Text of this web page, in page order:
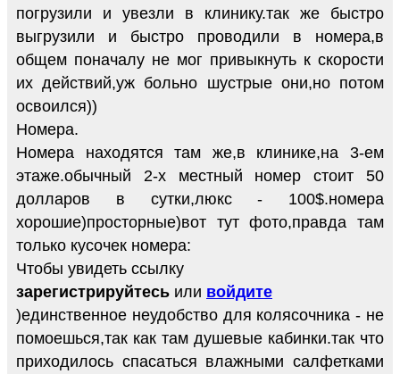
погрузили и увезли в клинику.так же быстро
выгрузили и быстро проводили в номера,в
общем поначалу не мог привыкнуть к скорости
их действий,уж больно шустрые они,но потом
освоился))
Номера.
Номера находятся там же,в клинике,на 3-ем
этаже.обычный 2-х местный номер стоит 50
долларов в сутки,люкс - 100$.номера
хорошие)просторные)вот тут фото,правда там
только кусочек номера:
Чтобы увидеть ссылку
зарегистрируйтесь или войдите
)единственное неудобство для колясочника - не
помоешься,так как там душевые кабинки.так что
приходилось спасаться влажными салфетками